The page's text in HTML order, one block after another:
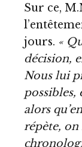
Sur ce,
jours. «
décision,
Nous lui
possibles,
alors
répète, on